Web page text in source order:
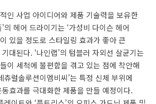
인 사업 아이디어와 제품 기술력을 보유한
의 헤어 드라이기는 ‘가성비 다이슨 헤어
있을 정도로 스타일링 효과가 좋아 큰
대된다. ‘나인랩’의 텀블러 자외선 살균기는
이 세척에 불편함을 겪고 있는 점에 착안해
츄럴솔루션이엠비씨’는 특정 신체 부위에
효과를 극대화한 제품을 만들 예정이다.